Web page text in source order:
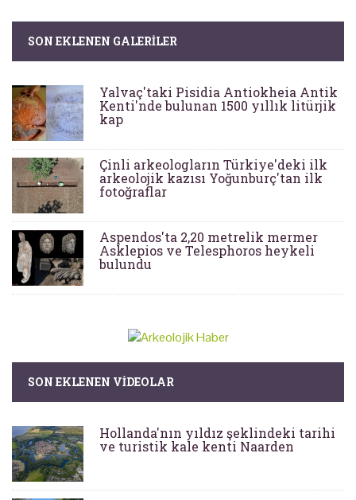
SON EKLENEN GALERILER
Yalvaç'taki Pisidia Antiokheia Antik
Kenti'nde bulunan 1500 yıllık litürjik
kap
Çinli arkeologların Türkiye'deki ilk
arkeolojik kazısı Yoğunburç'tan ilk
fotoğraflar
Aspendos'ta 2,20 metrelik mermer
Asklepios ve Telesphoros heykeli
bulundu
SON EKLENEN VIDEOLAR
Hollanda'nın yıldız şeklindeki tarihi
ve turistik kale kenti Naarden